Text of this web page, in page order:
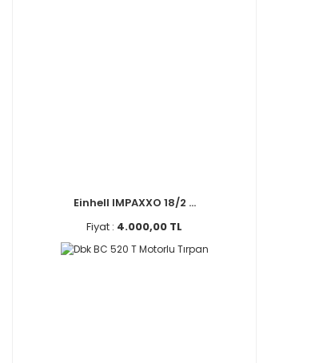
Einhell IMPAXXO 18/2 ...
Fiyat : 4.000,00 TL